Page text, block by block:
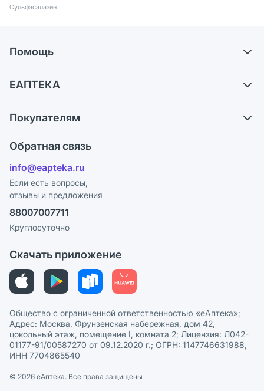
Сульфасалазин
Помощь
Самовывоз из аптек
Ответы на вопросы
Блог
ЕАПТЕКА
Карьера
Поставщики
Лицензия
Реклама на сайте
Ваши товары на ЕАПТЕКЕ
Покупателям
Программа СберСпасибо
Политика конфиденциальности
Пользовательское соглашение
Политика рекомендаций
Этика и соответствие
Политика в отношении обработки персональных данных
Обратная связь
info@eapteka.ru
Если есть вопросы,
отзывы и предложения
88007007711
Круглосуточно
Скачать приложение
Общество с ограниченной ответственностью «еАптека»;
Адрес: Москва, Фрунзенская набережная, дом 42,
цокольный этаж, помещение I, комната 2; Лицензия: Л042-
01177-91/00587270 от 09.12.2020 г.; ОГРН: 1147746631988,
ИНН 7704865540
© 2026 eАптека. Все права защищены